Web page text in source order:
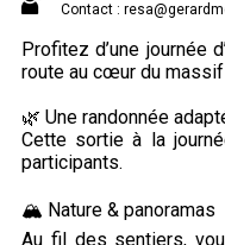
Contact :
Profitez d’une journée
route au cœur du
🌿 Une randonnée
Cette sortie à la
participants.
🏔️ Nature & panoramas
Au fil des sentiers,